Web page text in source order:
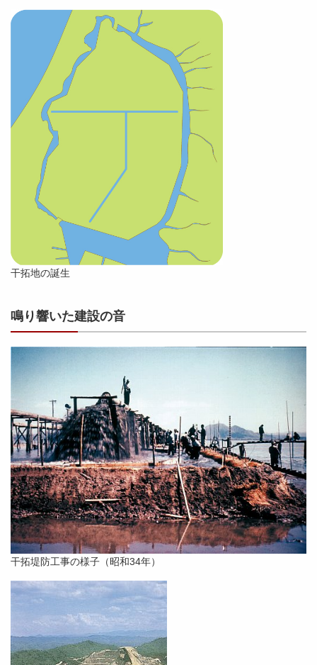
干拓地の誕生
鳴り響いた建設の音
干拓堤防工事の様子（昭和34年）